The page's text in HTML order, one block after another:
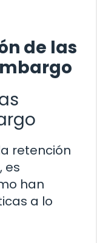
de las
retención
es
han
a lo